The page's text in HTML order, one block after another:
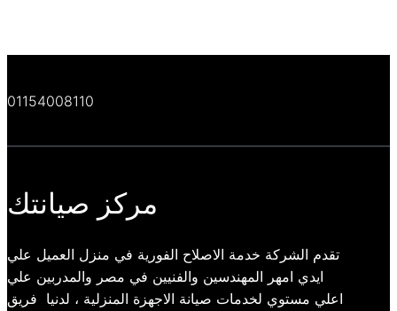
01154008110
مركز صيانتك
تقدم الشركة خدمة الاصلاح الفورية في منزل العميل علي
ايدي امهر المهندسين والفنيين في مصر والمدربين علي
اعلي مستوي لخدمات صيانة الاجهزة المنزلية ، لدنيا فريق